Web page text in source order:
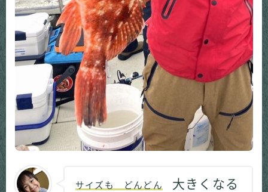
サイズも どんどん
大きくなる